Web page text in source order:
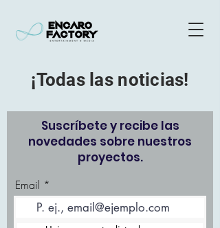
¡Todas las noticias!
Suscríbete y recibe las
novedades sobre nuestros
proyectos.
Email